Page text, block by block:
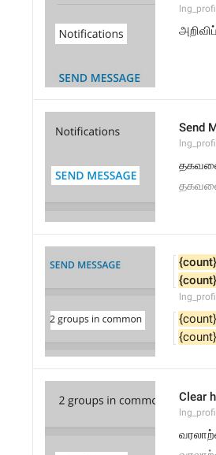
Send
{count}
{count}
{count}
{count}
Clear